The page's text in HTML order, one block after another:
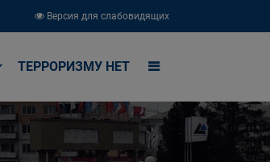
Версия для слабовидящих
ТЕРРОРИЗМУ НЕТ